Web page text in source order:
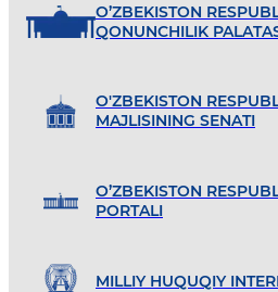
O’ZBEKISTON
QONUNCHILIK
O'ZBEKISTON
MAJLISINING SENATI
O’ZBEKISTON
PORTALI
MILLIY HUQUQIY